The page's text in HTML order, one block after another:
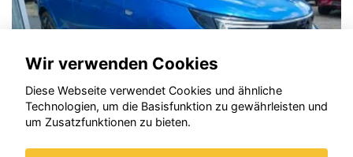
Wir verwenden Cookies
Diese Webseite verwendet Cookies und ähnliche
Technologien, um die Basisfunktion zu gewährleisten und
um Zusatzfunktionen zu bieten.